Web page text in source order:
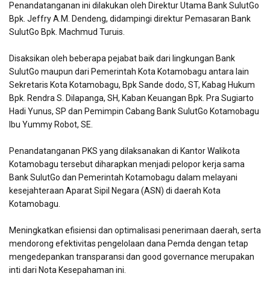
Penandatanganan ini dilakukan oleh Direktur Utama Bank SulutGo
Bpk. Jeffry A.M. Dendeng, didampingi direktur Pemasaran Bank
SulutGo Bpk. Machmud Turuis.
Disaksikan oleh beberapa pejabat baik dari lingkungan Bank
SulutGo maupun dari Pemerintah Kota Kotamobagu antara lain
Sekretaris Kota Kotamobagu, Bpk Sande dodo, ST, Kabag Hukum
Bpk. Rendra S. Dilapanga, SH, Kaban Keuangan Bpk. Pra Sugiarto
Hadi Yunus, SP dan Pemimpin Cabang Bank SulutGo Kotamobagu
Ibu Yummy Robot, SE.
Penandatanganan PKS yang dilaksanakan di Kantor Walikota
Kotamobagu tersebut diharapkan menjadi pelopor kerja sama
Bank SulutGo dan Pemerintah Kotamobagu dalam melayani
kesejahteraan Aparat Sipil Negara (ASN) di daerah Kota
Kotamobagu.
Meningkatkan efisiensi dan optimalisasi penerimaan daerah, serta
mendorong efektivitas pengelolaan dana Pemda dengan tetap
mengedepankan transparansi dan good governance merupakan
inti dari Nota Kesepahaman ini.